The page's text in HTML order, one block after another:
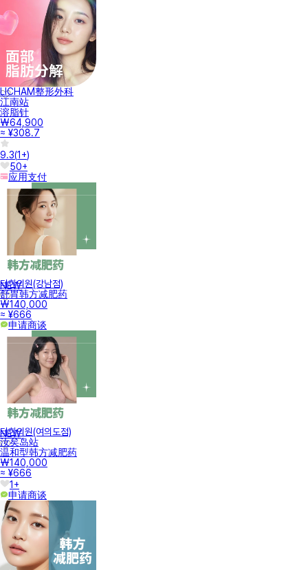
LICHAM整形外科
江南站
溶脂针
₩64,900
≈ ¥308.7
9.3(1+)
50+
应用支付
NEW
터한의원(강남점)
舒胃韩方减肥药
₩140,000
≈ ¥666
申请商谈
NEW
터한의원(여의도점)
汝矣岛站
温和型韩方减肥药
₩140,000
≈ ¥666
1+
申请商谈